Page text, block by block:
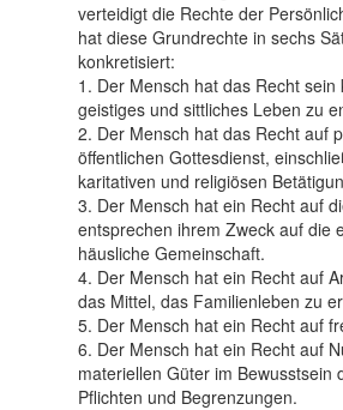
verteidigt die Rechte der
hat diese Grundrechte in sechs
konkretisiert:
1. Der Mensch hat das Recht sein
geistiges und sittliches Leben zu
2. Der Mensch hat das Recht auf
öffentlichen Gottesdienst,
karitativen und religiösen
3. Der Mensch hat ein Recht auf
entsprechen ihrem Zweck auf die
häusliche Gemeinschaft.
4. Der Mensch hat ein Recht auf
das Mittel, das Familienleben zu
5. Der Mensch hat ein Recht auf
6. Der Mensch hat ein Recht auf
materiellen Güter im Bewusstsein
Pflichten und Begrenzungen.